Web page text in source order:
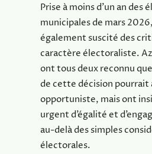
Prise à moins d’un an des
municipales de mars
également suscité des
caractère électoraliste.
ont tous deux reconnu
de cette décision pourrait
opportuniste, mais ont
urgent d’égalité et
au-delà des simples
électorales.